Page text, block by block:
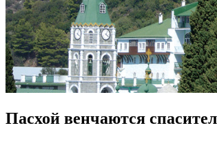
Пасхой венчаются